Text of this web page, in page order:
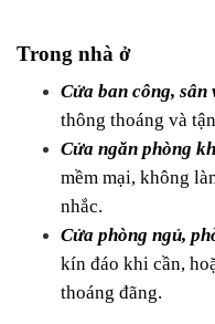
Trong nhà ở
Cửa ban công, sân
thông thoáng và
Cửa ngăn phòng
mềm mại, không
nhắc.
Cửa phòng ngủ,
kín đáo khi cần,
thoáng đãng.